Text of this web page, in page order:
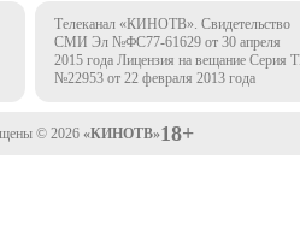
Телеканал «КИНОТВ». Свидетельство
СМИ Эл №ФС77-61629 от 30 апреля
2015 года Лицензия на вещание Серия
№22953 от 22 февраля 2013 года
© 2026 «КИНОТВ»18+